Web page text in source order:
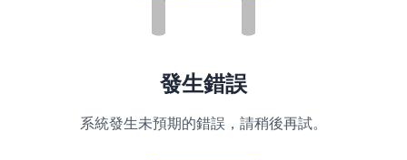
發生錯誤
系統發生未預期的錯誤，請稍後再試。